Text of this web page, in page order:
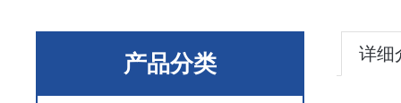
产品分类 详细